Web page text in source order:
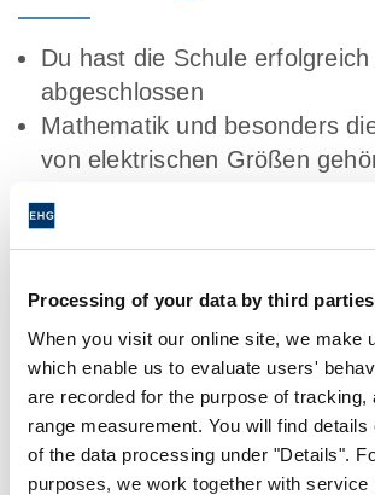
Processing of your data by third parties
When you visit our online site, we make
which enable us to evaluate users'
are recorded for the purpose of tracking,
range measurement. You will find details
of the data processing under "Details".
purposes, we work together with service
Du hast die Schule erfolgreich
abgeschlossen
Mathematik und besonders
von elektrischen Größen
Technische und elektronische
Interesse
Du kannst komplexe
analysieren und lösen
Ein verantwortungsbewusster
Aufgaben und Materialien ist
selbstverständlich